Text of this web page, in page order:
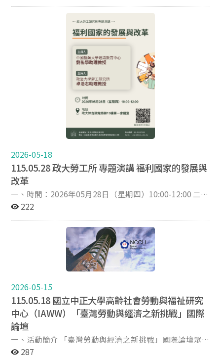
Player兩種軟體播映之格式，解析度及字幕均未有限制，
歡迎民眾使用各式相機、攝影機，亦歡迎民眾使用手機錄
人像、語音合成）進行單純之法令條文宣讀、逐字稿朗誦
或靜態背景輪播，缺乏實質原創劇情設計、實體拍攝剪輯
或獨特敘事觀點者，經評審委員會認定後，不列入計分評
呈現性：30分。(影片內容製作完整) (3)創意表現性：30
分。(影片表現極具創意) 獎勵辦法： ★社會組/教師組/
名：獎金新台幣2萬元，獎狀一幀。 銅獎1名：獎金新台
一幀。 ※學生組(成員可包含指導老師，但老師僅能負責
輔導，不得擔任主要創作職位（如導演、攝影等）。) ※
教師組(限教師身份報名。若與學生合作，學生僅能擔任
協助性質（如演員），主要創作者需為教師。) 二、報名
期間：即日起至115年08月31日(星期一)下午5時止 三、
報名網址：https://forms.gle/2jMyQoUmrT1gJxDN7
四、主辦單位：台中市政府勞工局
假與相關權益 報告人：徐榕逸律師（明理法律事務所/
政治大學法律系博士班） 與談人：余天琦律師（理律法
律事務所） 5.主題二：病假與相關權益 報告人：李玉春
教授（中正大學勞工關係系） 與談人：李瑞敏律師（明
理法律事務所） 6.報名日期：115/06/11 至 115/07/08
二、115/07/25(六)場次2「工會與團體協約」 1.時間：
09:15~12:20 2.地點：新北市政府507會議室 3.主持人︰
劉士豪院長（銘傳大學法律學院） 4.主題一：罷工以外之
其他勞方爭議行為 報告人：邱冠喬助理教授（中原大學
財經法律學系） 與談人：劉硯田律師（瑞鋐聯合法律事
務所） 5.主題二：團體協約與其他議題之協商 報告人：
侯岳宏教授（臺北大學法律系） 與談人：林垕君律師
115/07/22 三、115/08/08(六)場次3「人格權保障與職
業災害」 1.時間：09:15~12:20 2.地點：新北市政府507
會議室 3.主持人︰郭玲惠教授（臺北大學法律系） 4.主題
一：職業病之新興類型與認定 報告人：林佳和副教授
（政治大學法學院） 與談人：楊景勛律師（拓威法律事
務所） 5.主題二：服儀規範與勞工人格權之侵害 報告
人：周兆昱教授（中正大學法律系） 與談人：吳俊達律
師（聯誠國際法律事務所） 6.報名日期：115/07/08 至
室 3.主持人︰林佳和副教授（政治大學法學院） 4.主題一
︰自願與強制退休相關問題 報告人：徐婉寧教授（臺灣
大學法律系） 與談人：張軒豪律師（巨展法律事務所）
5.主題二：外送平台工作者保障與立法 報告人：傅柏翔
副教授（臺北大學法律系） 與談人：李柏毅律師（勝綸
法律事務所） 6.報名日期：115/08/05 至 115/09/02 五、
報名方式： 報名網址：
https://ilabor.ntpc.gov.tw/cloud/LaborLawEdu/filter
六、本次研討會每場提供2.5小時勞工所時數認證
2026-05-18
115.05.28 政大勞工所 專題演講 福利國家的發展與
改革
一、時間：2026年05月28日（星期四）10:00-12:00 二、
地點：政大綜合院館南棟13樓第一會議室 三、主題：福
中心 劉侑學助理教授 五、主持人：政治大學勞工研究所
卓浩右助理教授 六、報名期間：即日起至05/26為止 七、
報名網址：https://forms.gle/YCgEmQKCSJFx3ohWA
八、主辦單位：政治大學勞工研究所 九、備註：本論壇提
供公務人員終身學習時數認證2小時，勞工所學生提供2小
02-29387108 EMAIL：labor@nccu.edu.tw
222
2026-05-15
115.05.18 國立中正大學高齡社會勞動與福祉研究
中心（IAWW）「臺灣勞動與經濟之新挑戰」國際
論壇
一、活動簡介 「臺灣勞動與經濟之新挑戰」國際論壇聚焦
於數位轉型、綠色經濟、少子女化引發的勞力缺工、低薪
287